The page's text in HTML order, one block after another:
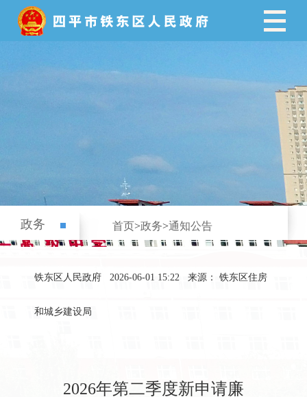
政务 首页>政务>通知公告
铁东区人民政府 2026-06-01 15:22 来源： 铁东区住房
和城乡建设局
2026年第二季度新申请廉